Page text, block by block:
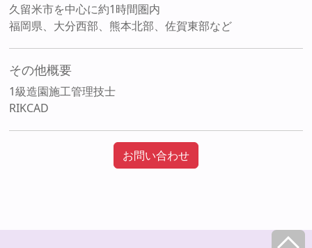
久留米市を中心に約1時間圏内
福岡県、大分西部、熊本北部、佐賀東部など
その他概要
1級造園施工管理技士
RIKCAD
お問い合わせ